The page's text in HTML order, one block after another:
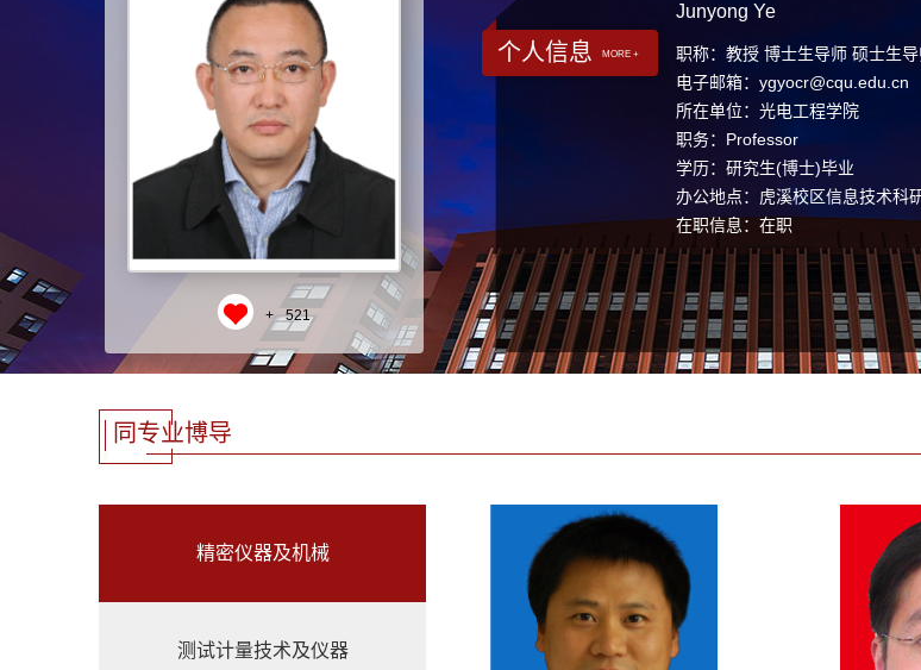
+ 521
个人信息 MORE +
Junyong Ye
职称：教授 博士生导师 硕士生
电子邮箱： ygyocr@cqu.edu.cn
所在单位：光电工程学院
职务：Professor
学历：研究生(博士)毕业
办公地点：虎溪校区信息技术科
在职信息：在职
同专业博导
精密仪器及机械
测试计量技术及仪器